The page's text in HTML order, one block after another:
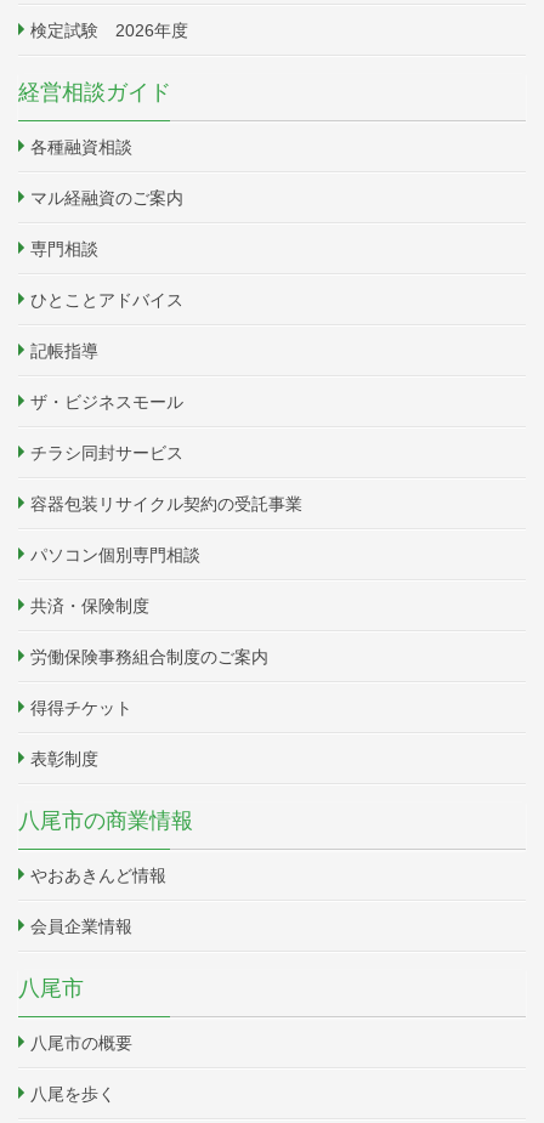
検定試験 2026年度
経営相談ガイド
各種融資相談
マル経融資のご案内
専門相談
ひとことアドバイス
記帳指導
ザ・ビジネスモール
チラシ同封サービス
容器包装リサイクル契約の受託事業
パソコン個別専門相談
共済・保険制度
労働保険事務組合制度のご案内
得得チケット
表彰制度
八尾市の商業情報
やおあきんど情報
会員企業情報
八尾市
八尾市の概要
八尾を歩く